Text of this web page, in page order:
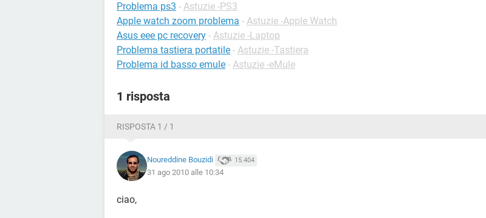
Problema ps3 - Astuzie -PS3
Apple watch zoom problema - Astuzie -Apple Watch
Asus eee pc recovery - Astuzie -Laptop
Problema tastiera portatile - Astuzie -Tastiera
Problema id basso emule - Astuzie -eMule
1 risposta
RISPOSTA 1 / 1
Noureddine Bouzidi 15.404
31 ago 2010 alle 10:34
ciao,